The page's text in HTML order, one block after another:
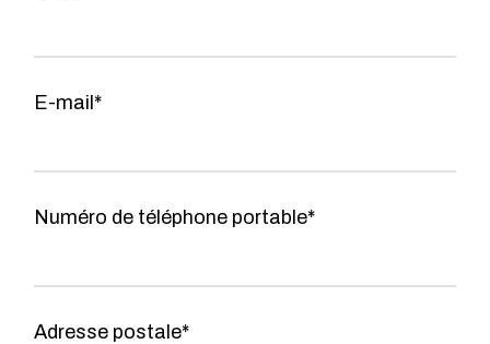
E-mail*
Numéro de téléphone portable*
Adresse postale*